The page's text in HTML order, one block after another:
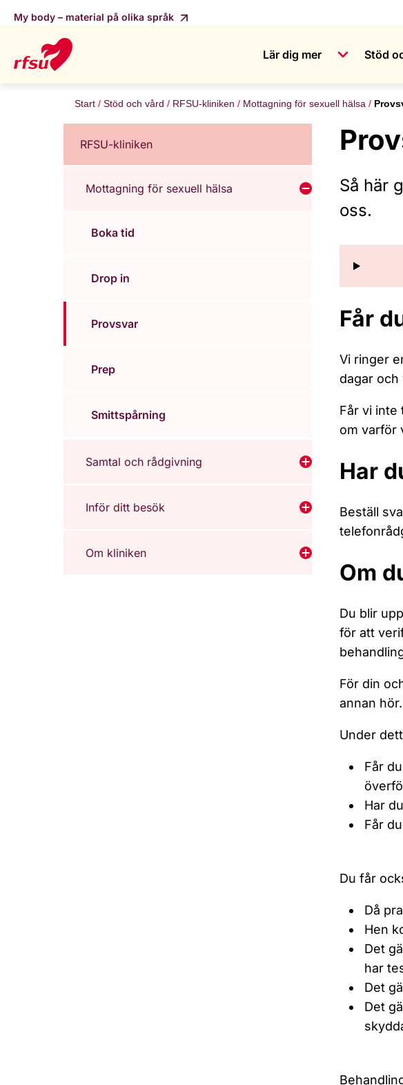
My body – material på olika språk
Lär dig mer Stöd
Start Stöd och vård RFSU-kliniken Mottagning för sexuell hälsa
RFSU-kliniken
Mottagning för sexuell hälsa Visa undermeny för
Boka tid
Drop in
Provsvar
Prep
Smittspårning
Samtal och rådgivning Visa undermeny för
Inför ditt besök Visa undermeny för
Om kliniken Visa undermeny för Om
Så här
oss.
Får
Vi ringer
dagar
Får vi inte
om varför
Har
Beställ
Om
Du blir
för att
För din
annan
Under
Får
Har
Får
Du får
Då
Hen
Det
har
Det
Det